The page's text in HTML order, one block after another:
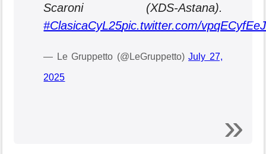
Scaroni (XDS-Astana).
#ClasicaCyL25pic.twitter.com/vpqECyfEeJ
— Le Gruppetto (@LeGruppetto)July 27,
2025